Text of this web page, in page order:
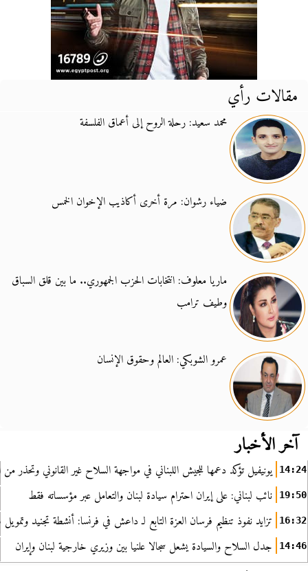
مقالات رأي
محمد سعيد: رحلة الروح إلى أعماق الفلسفة
ضياء رشوان: مرة أخرى أكاذيب الإخوان الخمس
ماريا معلوف: انتخابات الحزب الجمهوري.. ما بين قلق السباق
وطيف ترامب
عمرو الشوبكي: العالم وحقوق الإنسان
آخر الأخبار
14:24 يونيفيل تؤكد دعمها للجيش اللبناني في مواجهة السلاح غير القانوني وتحذر من
19:50 نائب لبناني: على إيران احترام سيادة لبنان والتعامل عبر مؤسساته فقط
16:32 تزايد نفوذ تنظيم فرسان العزة التابع لـ داعش في فرنسا: أنشطة تجنيد
14:46 جدل السلاح والسيادة يشعل سجالا علنيا بين وزيري خارجية لبنان وإيران